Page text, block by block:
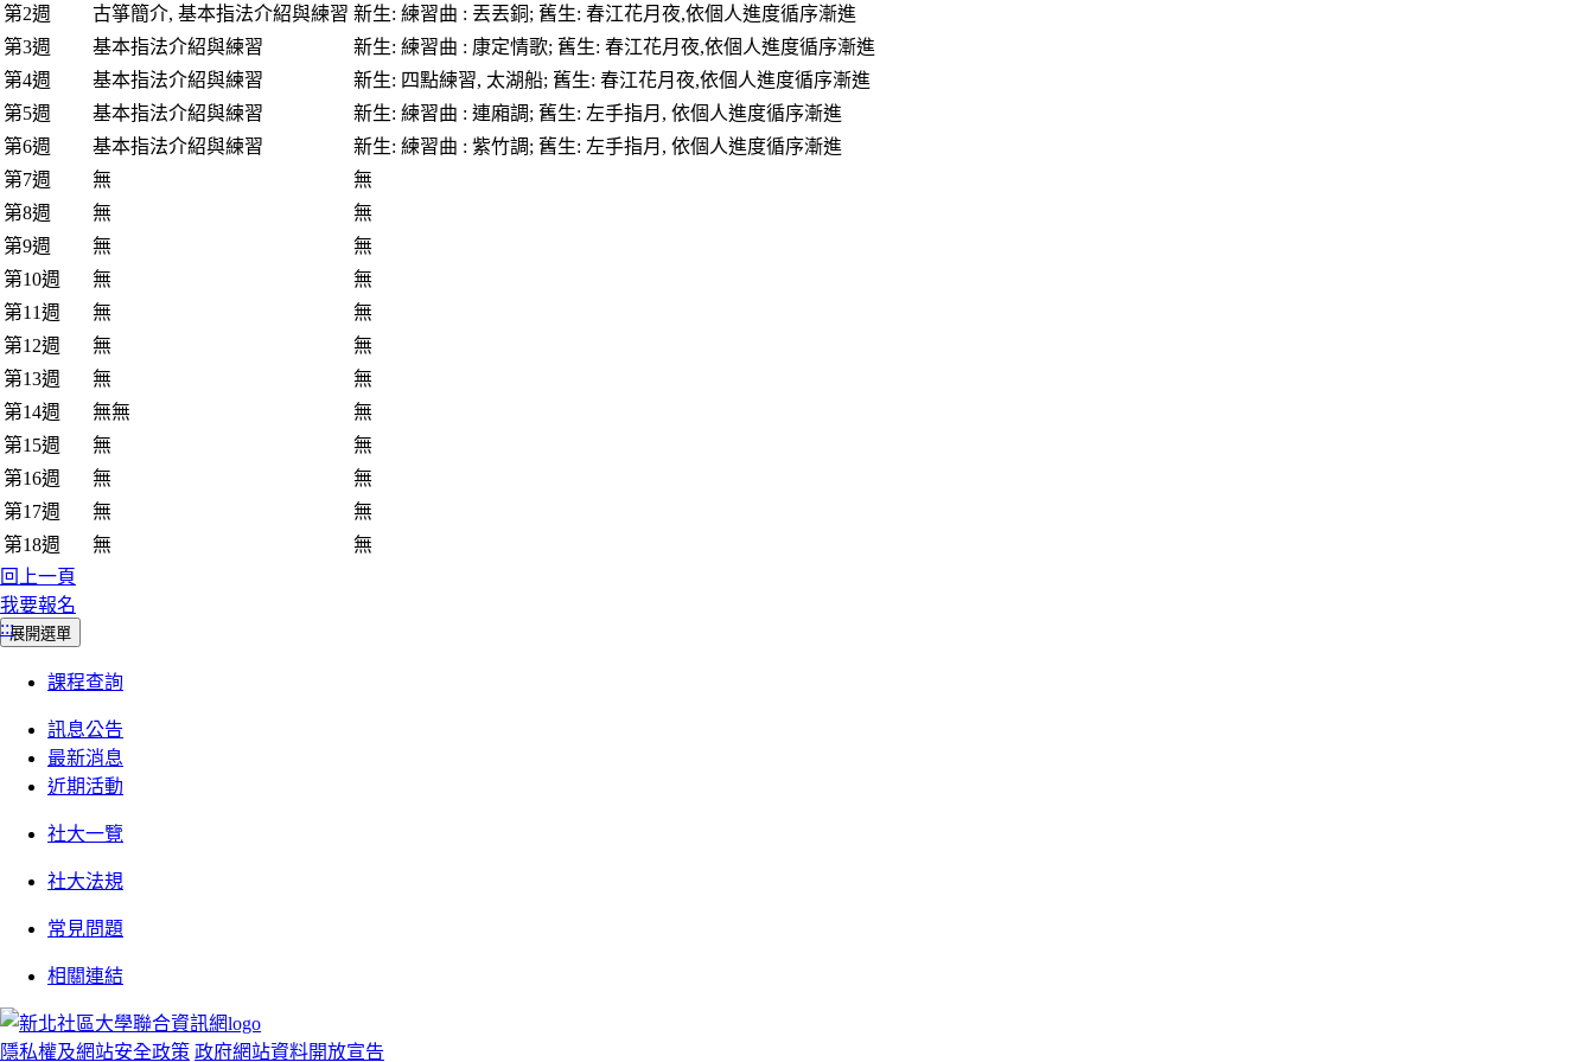
第2週 古箏簡介, 基本指法介紹與練習 新生: 練習曲 : 丟丟銅; 舊生: 春江花月夜,依個人進度循序漸進
第3週
基本指法介紹與練習
新生: 練習曲 : 康定情歌; 舊生: 春江花月夜,依個人進度循序漸進
第4週
基本指法介紹與練習
新生: 四點練習, 太湖船; 舊生: 春江花月夜,依個人進度循序漸進
第5週
基本指法介紹與練習
新生: 練習曲 : 連廂調; 舊生: 左手指月, 依個人進度循序漸進
第6週
基本指法介紹與練習
新生: 練習曲 : 紫竹調; 舊生: 左手指月, 依個人進度循序漸進
第7週
無
無
第8週
無
無
第9週
無
無
第10週
無
無
第11週
無
無
第12週
無
無
第13週
無
無
第14週
無無
無
第15週
無
無
第16週
無
無
第17週
無
無
第18週
無
無
回上一頁
我要報名
:::展開選單
課程查詢
訊息公告
最新消息
近期活動
社大一覽
社大法規
常見問題
相關連結
隱私權及網站安全政策 政府網站資料開放宣告